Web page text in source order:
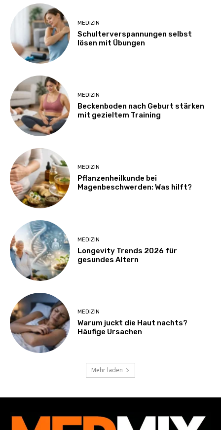
MEDIZIN
Schulterverspannungen selbst
lösen mit Übungen
MEDIZIN
Beckenboden nach Geburt stärken
mit gezieltem Training
MEDIZIN
Pflanzenheilkunde bei
Magenbeschwerden: Was hilft?
MEDIZIN
Longevity Trends 2026 für
gesundes Altern
MEDIZIN
Warum juckt die Haut nachts?
Häufige Ursachen
Mehr laden